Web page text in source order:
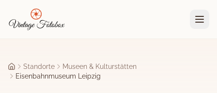
Startseite
Standorte
Museen & Kulturstätten
Eisenbahnmuseum Leipzig